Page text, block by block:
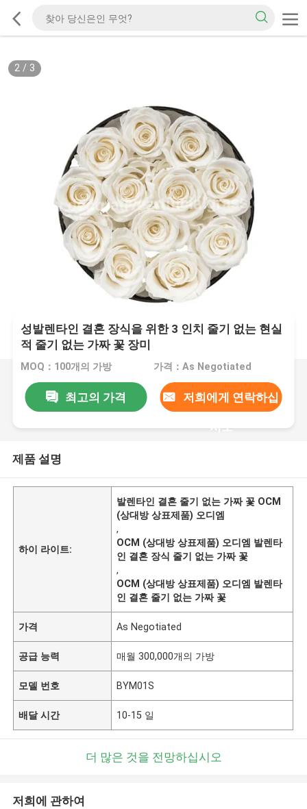
2/ 3
성발렌타인 결혼 장식을 위한 3 인치 줄기 없는 현실
적 줄기 없는 가짜 꽃 장미
MOQ：100개의 가방 가격：As Negotiated
최고의 가격 저희에게 연락하십
시오
제품 설명
하이 라이트:
발렌타인 결혼 줄기 없는 가짜 꽃 OCM
(상대방 상표제품) 오디엠
,
OCM (상대방 상표제품) 오디엠 발렌타
인 결혼 장식 줄기 없는 가짜 꽃
,
OCM (상대방 상표제품) 오디엠 발렌타
인 결혼 줄기 없는 가짜 꽃
가격 As Negotiated
공급 능력 매월 300,000개의 가방
모델 번호 BYM01S
배달 시간 10-15 일
더 많은 것을 전망하십시오
저희에 관하여